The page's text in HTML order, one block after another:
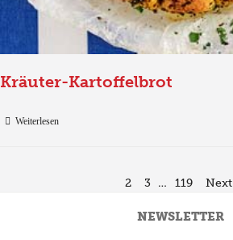
Kräuter-Kartoffelbrot
Weiterlesen
2 3 … 119 Next
NEWSLETTER